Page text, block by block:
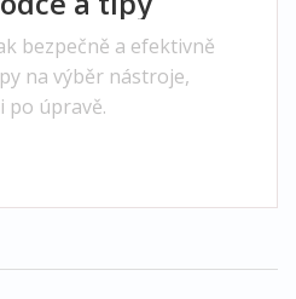
bezpečně a efektivně
na výběr nástroje,
po úpravě.